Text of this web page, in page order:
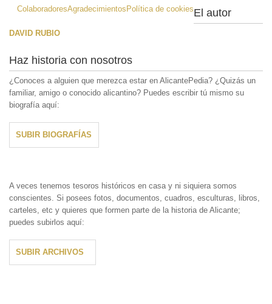
ColaboradoresAgradecimientos Política de cookiesEl autor
DAVID RUBIO
Haz historia con nosotros
¿Conoces a alguien que merezca estar en AlicantePedia? ¿Quizás un
familiar, amigo o conocido alicantino? Puedes escribir tú mismo su
biografía aquí:
SUBIR BIOGRAFÍAS
A veces tenemos tesoros históricos en casa y ni siquiera somos
conscientes. Si posees fotos, documentos, cuadros, esculturas, libros,
carteles, etc y quieres que formen parte de la historia de Alicante;
puedes subirlos aquí:
SUBIR ARCHIVOS